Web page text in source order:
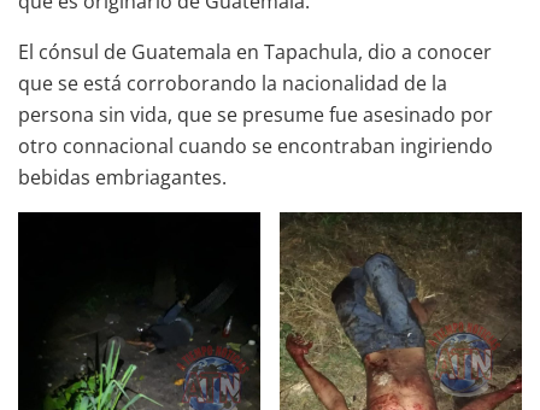
El cónsul de Guatemala en Tapachula, dio a conocer
que se está corroborando la nacionalidad de la
persona sin vida, que se presume fue asesinado por
otro connacional cuando se encontraban ingiriendo
bebidas embriagantes.